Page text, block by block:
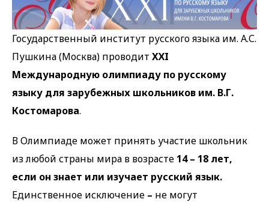
Государственный институт русского языка им. А.С.
Пушкина (Москва) проводит XХI
Международную олимпиаду по русскому
языку для зарубежных школьников им. В.Г.
Костомарова.
В Олимпиаде может принять участие школьник
из любой страны мира в возрасте 14 – 18 лет,
если он знает или изучает русский язык.
Единственное исключение – не могут